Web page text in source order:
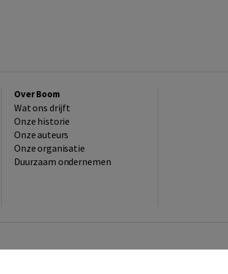
Over Boom
Wat ons drijft
Onze historie
Onze auteurs
Onze organisatie
Duurzaam ondernemen